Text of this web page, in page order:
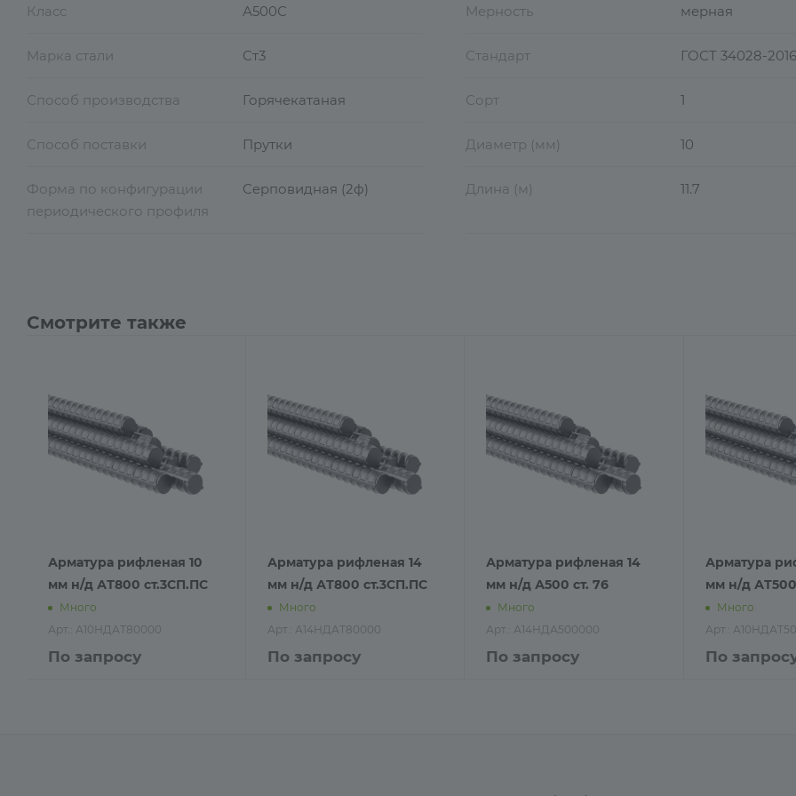
Класс А500С Мерность мерная
Марка стали Ст3 Стандарт ГОСТ 34028-
Способ производства Горячекатаная Сорт 1
Способ поставки Прутки Диаметр (мм) 10
Форма по конфигурации
периодического профиля
Серповидная (2ф) Длина (м) 11.7
Смотрите также
Арматура рифленая 10
мм н/д АТ800 ст.3СП.ПС
Много
Арт.: А10НДАТ80000
По запросу
Арматура рифленая 14
мм н/д АТ800 ст.3СП.ПС
Много
Арт.: А14НДАТ80000
По запросу
Арматура рифленая 14
мм н/д А500 ст. 76
Много
Арт.: А14НДА500000
По запросу
Арматура
мм н/д
Много
Арт.:
По